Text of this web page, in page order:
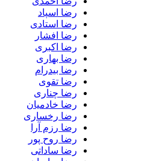
رضا اسپاد
رضا استادی
رضا افشار
رضا اکبری
رضا بهاری
رضا بیدرام
رضا تقوی
رضا چناری
رضا خادمیان
رضا رخساری
رضا رزم آرا
رضا روح پور
رضا ساداتی